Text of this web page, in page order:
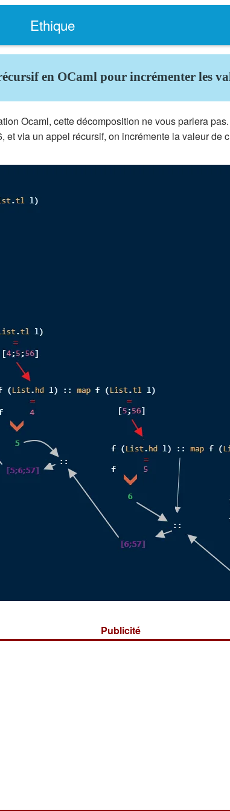
Ethique
en OCaml pour incrémenter les
Ocaml, cette décomposition ne vous parlera pas.
et via un appel récursif, on incrémente la valeur
Publicité